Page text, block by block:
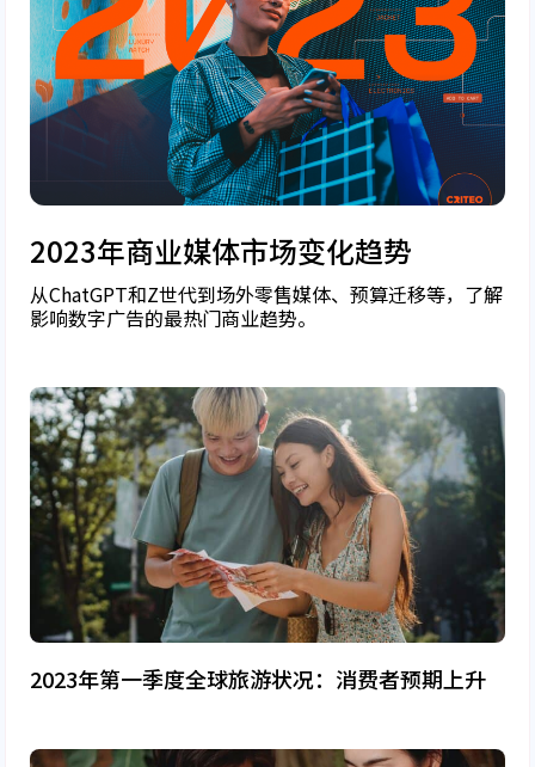
2023年商业媒体市场变化趋势
从ChatGPT和Z世代到场外零售媒体、预算迁移等，了解
影响数字广告的最热门商业趋势。
2023年第一季度全球旅游状况：消费者预期上升